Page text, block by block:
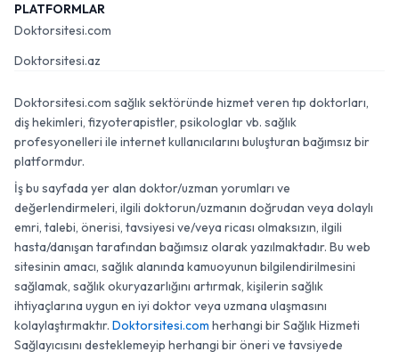
PLATFORMLAR
Doktorsitesi.com
Doktorsitesi.az
Doktorsitesi.com sağlık sektöründe hizmet veren tıp doktorları,
diş hekimleri, fizyoterapistler, psikologlar vb. sağlık
profesyonelleri ile internet kullanıcılarını buluşturan bağımsız bir
platformdur.
İş bu sayfada yer alan doktor/uzman yorumları ve
değerlendirmeleri, ilgili doktorun/uzmanın doğrudan veya dolaylı
emri, talebi, önerisi, tavsiyesi ve/veya ricası olmaksızın, ilgili
hasta/danışan tarafından bağımsız olarak yazılmaktadır. Bu web
sitesinin amacı, sağlık alanında kamuoyunun bilgilendirilmesini
sağlamak, sağlık okuryazarlığını artırmak, kişilerin sağlık
ihtiyaçlarına uygun en iyi doktor veya uzmana ulaşmasını
kolaylaştırmaktır. Doktorsitesi.com herhangi bir Sağlık Hizmeti
Sağlayıcısını desteklemeyip herhangi bir öneri ve tavsiyede